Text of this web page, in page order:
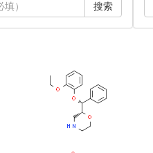
搜索